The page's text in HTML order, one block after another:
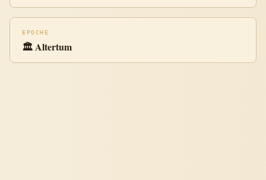
EPOCHE
🏛️ Altertum